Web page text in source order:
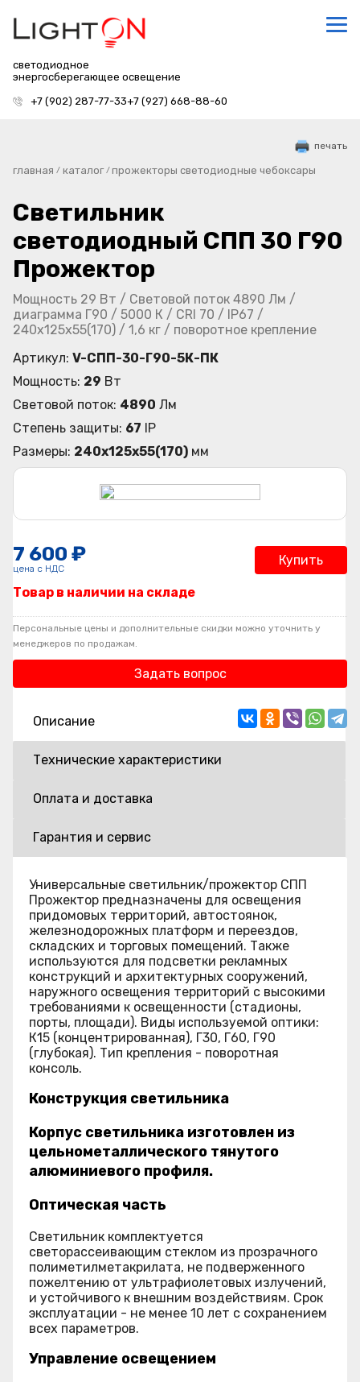
светодиодное
энергосберегающее освещение
+7 (902) 287-77-33+7 (927) 668-88-60
печать
главная / каталог /прожекторы светодиодные чебоксары
Светильник
светодиодный СПП 30 Г90
Прожектор
Мощность 29 Вт / Световой поток 4890 Лм /
диаграмма Г90 / 5000 К / CRI 70 / IP67 /
240х125х55(170) / 1,6 кг / поворотное крепление
Артикул: V-СПП-30-Г90-5К-ПК
Мощность: 29 Вт
Световой поток: 4890 Лм
Степень защиты: 67 IP
Размеры: 240х125х55(170) мм
Купить
7 600 ₽
цена с НДС
Товар в наличии на складе
Персональные цены и дополнительные скидки можно уточнить у
менеджеров по продажам.
Задать вопрос
Описание
Технические характеристики
Оплата и доставка
Гарантия и сервис
Универсальные светильник/прожектор СПП
Прожектор предназначены для освещения
придомовых территорий, автостоянок,
железнодорожных платформ и переездов,
складских и торговых помещений. Также
используются для подсветки рекламных
конструкций и архитектурных сооружений,
наружного освещения территорий с высокими
требованиями к освещенности (стадионы,
порты, площади). Виды используемой оптики:
К15 (концентрированная), Г30, Г60, Г90
(глубокая). Тип крепления - поворотная
консоль.
Конструкция светильника
Корпус светильника изготовлен из
цельнометаллического тянутого
алюминиевого профиля.
Оптическая часть
Светильник комплектуется
светорассеивающим стеклом из прозрачного
полиметилметакрилата, не подверженного
пожелтению от ультрафиолетовых излучений,
и устойчивого к внешним воздействиям. Срок
эксплуатации - не менее 10 лет с сохранением
всех параметров.
Управление освещением